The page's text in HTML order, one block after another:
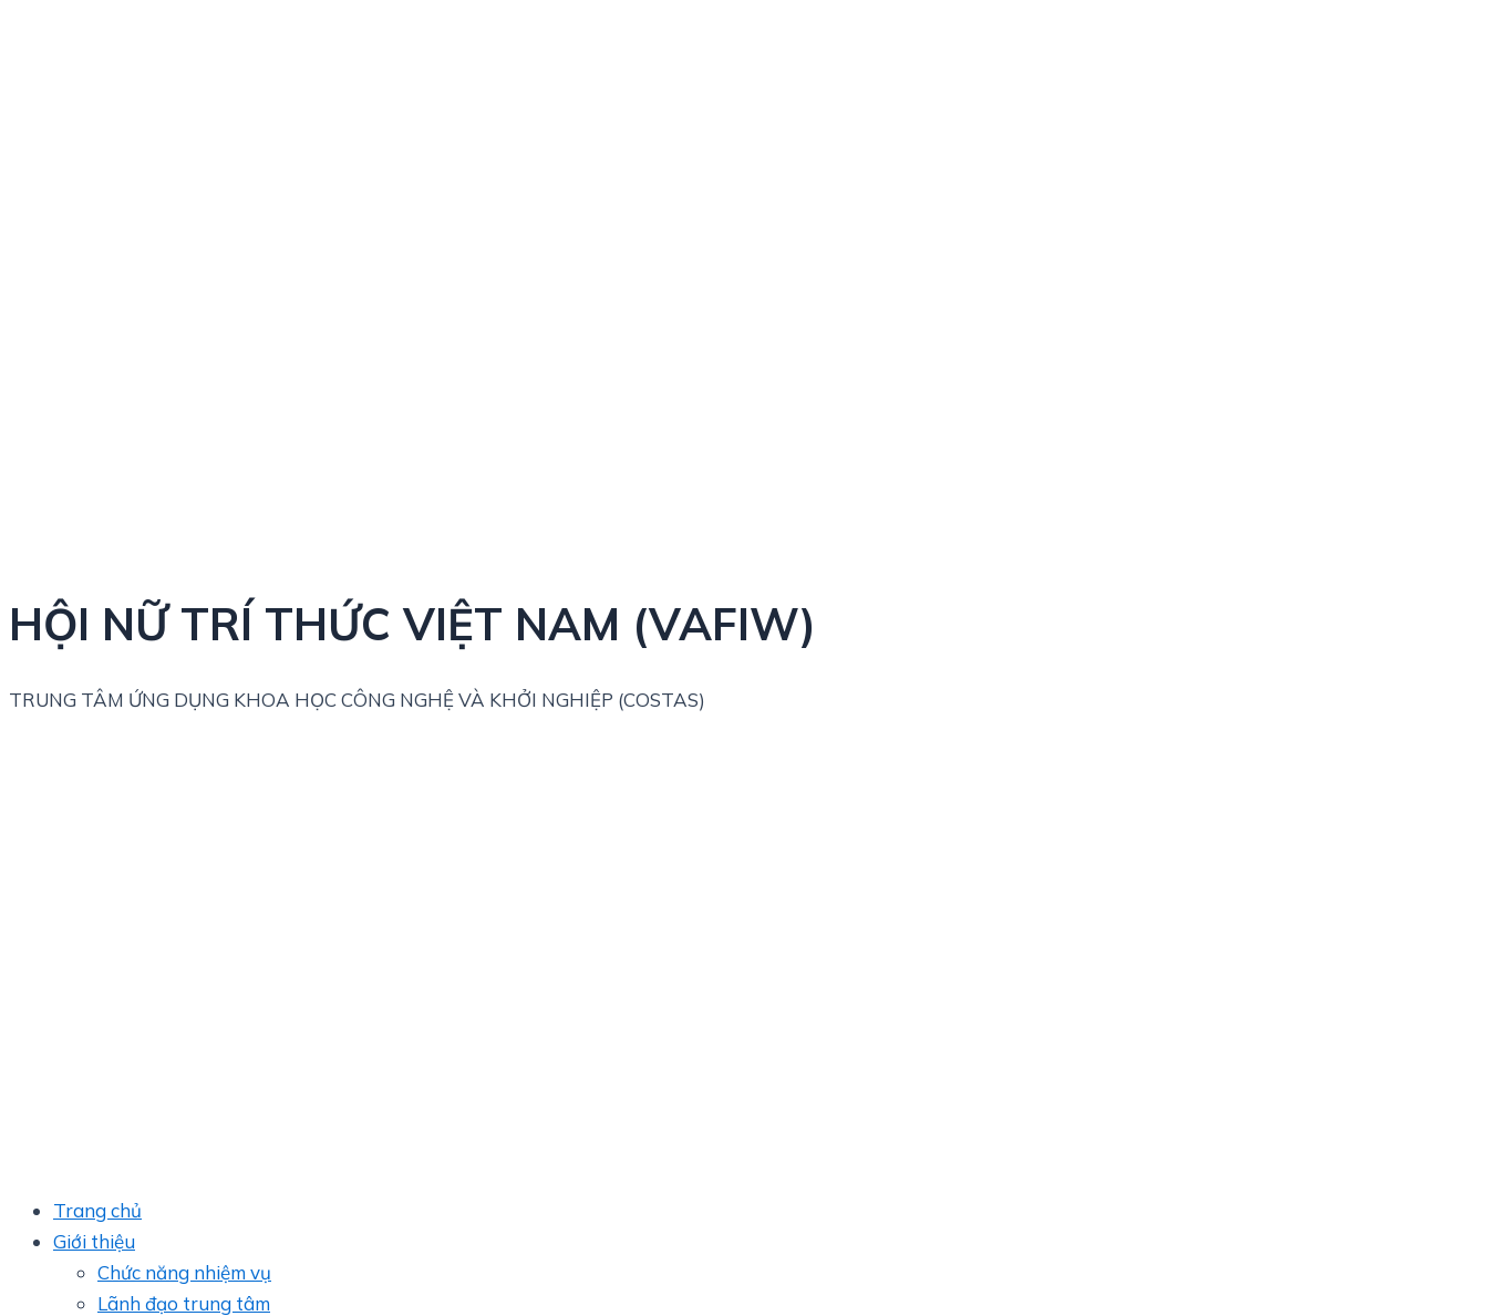
HỘI NỮ TRÍ THỨC VIỆT NAM (VAFIW)
TRUNG TÂM ỨNG DỤNG KHOA HỌC CÔNG NGHỆ VÀ KHỞI NGHIỆP (COSTAS)
Trang chủ
Giới thiệu
Chức năng nhiệm vụ
Lãnh đạo trung tâm